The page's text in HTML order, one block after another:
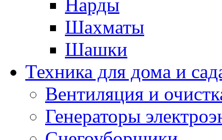
Нарды
Шахматы
Шашки
Техника для дома и
Вентиляция и
Генераторы